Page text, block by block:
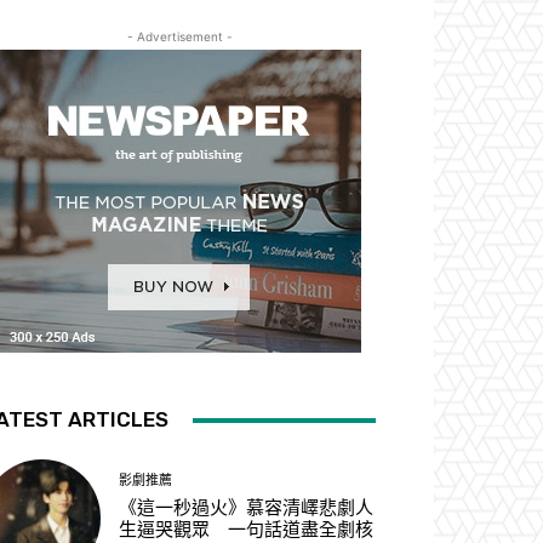
- Advertisement -
ARTICLES
影劇推薦
《這一秒過火》慕容清嶧悲劇人
生逼哭觀眾 一句話道盡全劇核